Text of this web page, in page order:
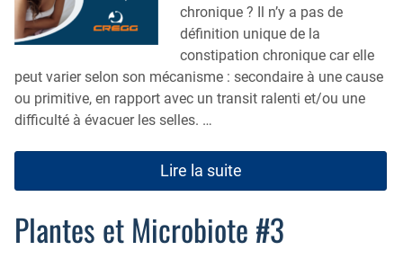
chronique ? Il n’y a pas de
définition unique de la
constipation chronique car elle
peut varier selon son mécanisme : secondaire à une cause
ou primitive, en rapport avec un transit ralenti et/ou une
difficulté à évacuer les selles. …
Lire la suite
Plantes et Microbiote #3